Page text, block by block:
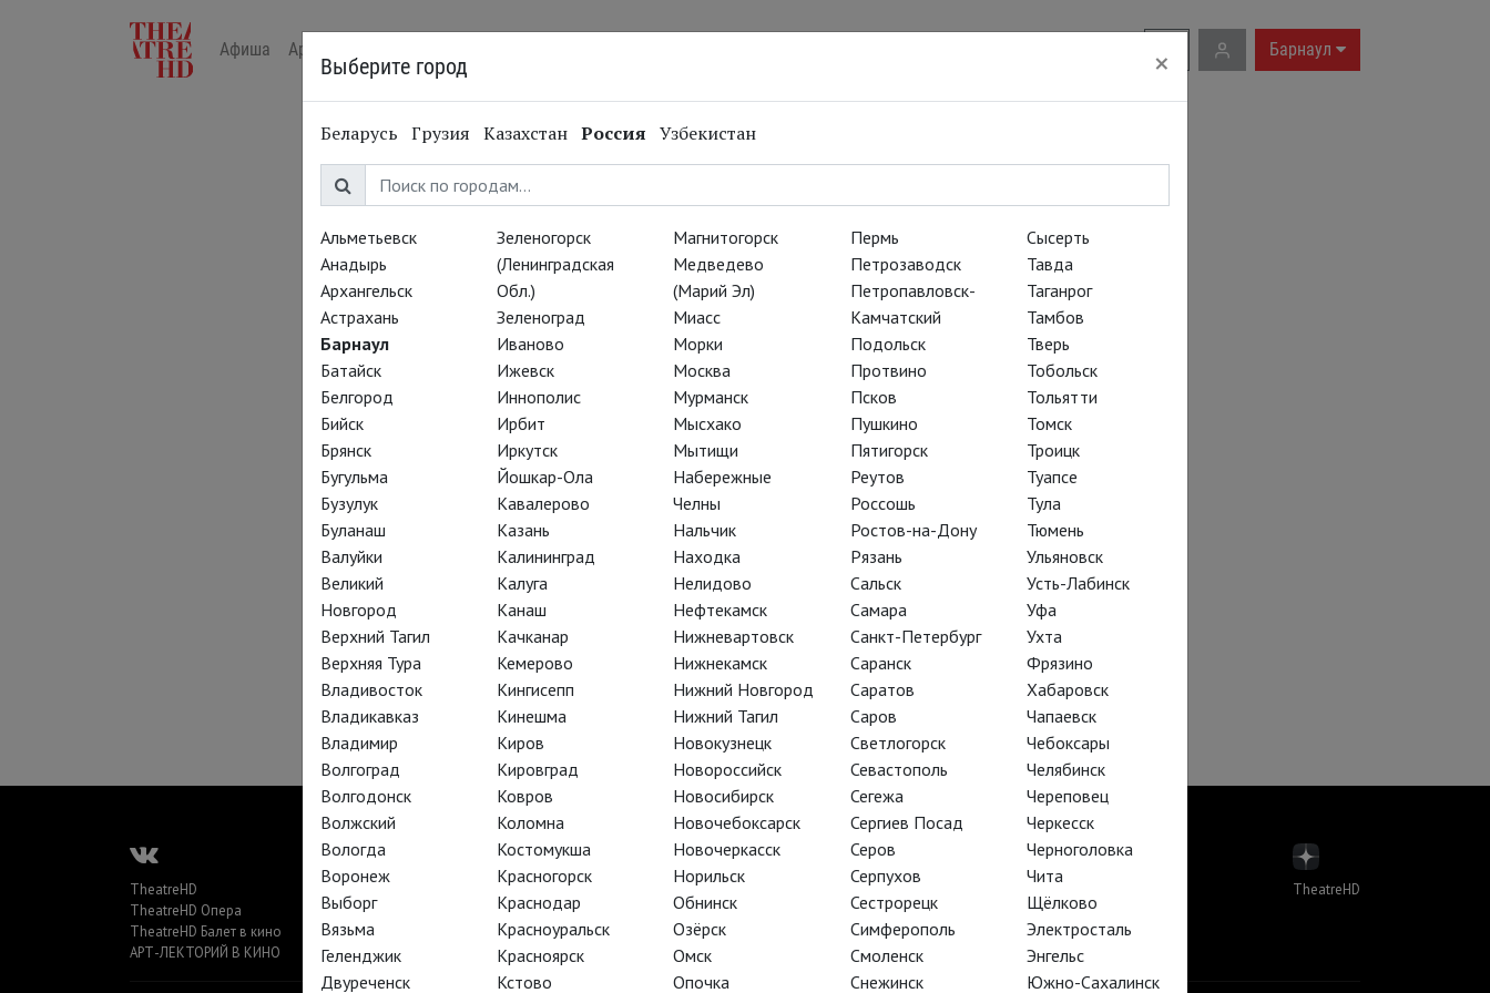
Барнаул
Афиша Арт-лекторий в кино
Войти
Запомнить меня
Регистрация
Забыли пароль?
Не получили подтверждение?
TheatreHD
TheatreHD Опера
TheatreHD Балет в кино
АРТ-ЛЕКТОРИЙ В КИНО
TheatreHD
АРТ-ЛЕКТОРИЙ В КИНО
TheatreHD Опера
TheatreHD Балет в кино
АРТ-ЛЕКТОРИЙ В КИНО
TheatreHD
Выберите город ×
Беларусь Грузия Казахстан Россия Узбекистан
Альметьевск
Анадырь
Архангельск
Астрахань
Барнаул
Батайск
Белгород
Бийск
Брянск
Бугульма
Бузулук
Буланаш
Валуйки
Великий
Новгород
Верхний Тагил
Верхняя Тура
Владивосток
Владикавказ
Владимир
Волгоград
Волгодонск
Волжский
Вологда
Воронеж
Выборг
Вязьма
Геленджик
Двуреченск
Зеленогорск
(Ленинградская
Обл.)
Зеленоград
Иваново
Ижевск
Иннополис
Ирбит
Иркутск
Йошкар-Ола
Кавалерово
Казань
Калининград
Калуга
Канаш
Качканар
Кемерово
Кингисепп
Кинешма
Киров
Кировград
Ковров
Коломна
Костомукша
Красногорск
Краснодар
Красноуральск
Красноярск
Кстово
Магнитогорск
Медведево
(Марий Эл)
Миасс
Морки
Москва
Мурманск
Мысхако
Мытищи
Набережные
Челны
Нальчик
Находка
Нелидово
Нефтекамск
Нижневартовск
Нижнекамск
Нижний Новгород
Нижний Тагил
Новокузнецк
Новороссийск
Новосибирск
Новочебоксарск
Новочеркасск
Норильск
Обнинск
Озёрск
Омск
Опочка
Пермь
Петрозаводск
Петропавловск-
Камчатский
Подольск
Протвино
Псков
Пушкино
Пятигорск
Реутов
Россошь
Ростов-на-Дону
Рязань
Сальск
Самара
Санкт-Петербург
Саранск
Саратов
Саров
Светлогорск
Севастополь
Сегежа
Сергиев Посад
Серов
Серпухов
Сестрорецк
Симферополь
Смоленск
Снежинск
Сысерть
Тавда
Таганрог
Тамбов
Тверь
Тобольск
Тольятти
Томск
Троицк
Туапсе
Тула
Тюмень
Ульяновск
Усть-Лабинск
Уфа
Ухта
Фрязино
Хабаровск
Чапаевск
Чебоксары
Челябинск
Череповец
Черкесск
Черноголовка
Чита
Щёлково
Электросталь
Энгельс
Южно-Сахалинск